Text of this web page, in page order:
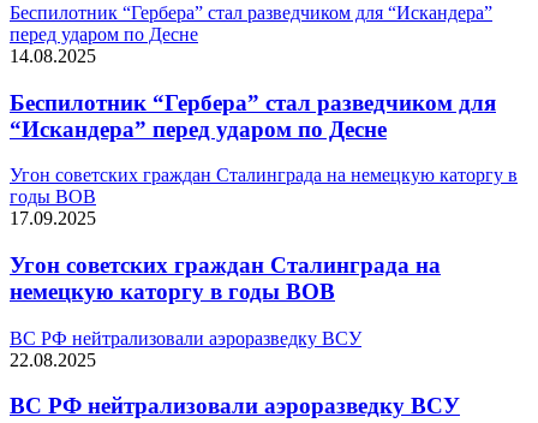
Беспилотник “Гербера” стал разведчиком для “Искандера”
перед ударом по Десне
14.08.2025
Беспилотник “Гербера” стал разведчиком для
“Искандера” перед ударом по Десне
Угон советских граждан Сталинграда на немецкую каторгу в
годы ВОВ
17.09.2025
Угон советских граждан Сталинграда на
немецкую каторгу в годы ВОВ
ВС РФ нейтрализовали аэроразведку ВСУ
22.08.2025
ВС РФ нейтрализовали аэроразведку ВСУ